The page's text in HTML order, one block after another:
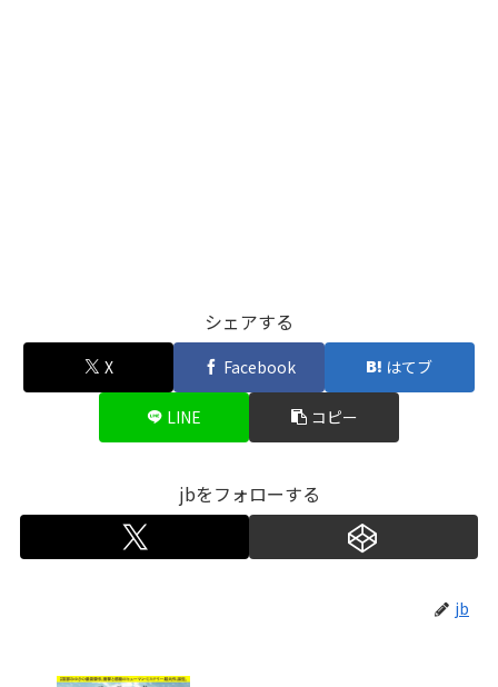
シェアする
X Facebook はてブ
LINE コピー
jbをフォローする
jb